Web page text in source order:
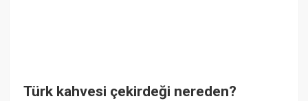
Türk kahvesi çekirdeği nereden?